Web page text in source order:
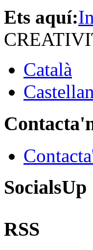
Ets aquí:
Català
SocialsUp
RSS